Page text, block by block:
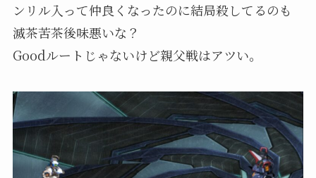
ンリル入って仲良くなったのに結局殺してるのも
滅茶苦茶後味悪いな？
Goodルートじゃないけど親父戦はアツい。